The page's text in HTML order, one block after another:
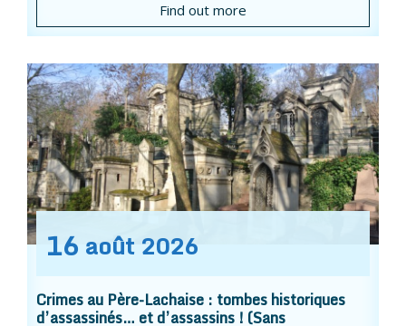
Find out more
16 août 2026
Crimes au Père-Lachaise : tombes historiques
d’assassinés… et d’assassins ! (Sans